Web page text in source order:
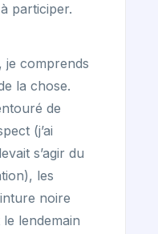
participer.
je comprends
la chose.
de
(j’ai
s’agir du
les
noire
le lendemain